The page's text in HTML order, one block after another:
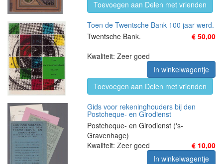
Toevoegen aan Delen met vrienden
Toen de Twentsche Bank 100 jaar werd.
Twentsche Bank.
€ 50,00
Kwaliteit: Zeer goed
In winkelwagentje
Toevoegen aan Delen met vrienden
Gids voor rekeninghouders bij den
Postcheque- en Girodienst
Postcheque- en Girodienst ('s-
Gravenhage)
€ 10,00
Kwaliteit: Zeer goed
In winkelwagentje